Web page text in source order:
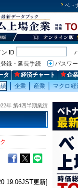
ベト
ID
録・延長手続
パスワ
タ 経済チャート 企
企業 産業 マクロ経
年 第4四半期業績
19:06JST更新]